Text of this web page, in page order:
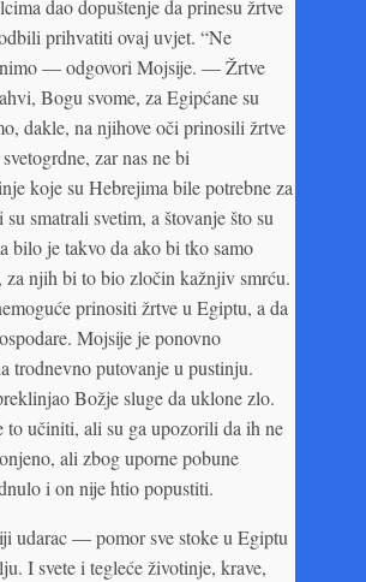
dao dopuštenje da prinesu žrtve
prihvatiti ovaj uvjet. “Ne
— odgovori Mojsije. — Žrtve
Bogu svome, za Egipćane su
dakle, na njihove oči prinosili žrtve
zar nas ne bi
koje su Hebrejima bile potrebne za
smatrali svetim, a štovanje što su
bilo je takvo da ako bi tko samo
za njih bi to bio zločin kažnjiv smrću.
prinositi žrtve u Egiptu, a da
Mojsije je ponovno
trodnevno putovanje u pustinju.
Božje sluge da uklone zlo.
to učiniti, ali su ga upozorili da ih ne
ali zbog uporne pobune
i on nije htio popustiti.
udarac — pomor sve stoke u Egiptu
I svete i tegleće životinje, krave,